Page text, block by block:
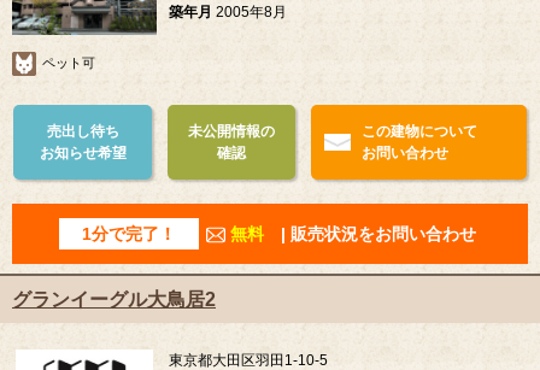
築年月 2005年8月
ペット可
売出し待ち
お知らせ希望
未公開情報の
確認
この建物について
お問い合わせ
1分で完了！ 無料 | 販売状況をお問い合わせ
グランイーグル大鳥居2
東京都大田区羽田1-10-5